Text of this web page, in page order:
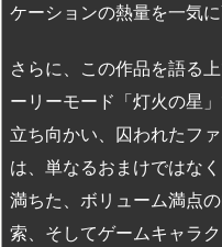
ケーションの熱量を一気に
さらに、この作品を語る
ーリーモード「灯火の星
立ち向かい、囚われたフ
は、単なるおまけではなく
満ちた、ボリューム満点
索、そしてゲームキャラ